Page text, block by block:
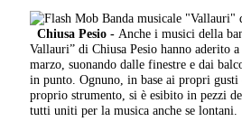
Chiusa Pesio - Anche i musici della
Vallauri” di Chiusa Pesio hanno aderito
marzo, suonando dalle finestre e dai
in punto. Ognuno, in base ai propri gusti
proprio strumento, si è esibito in pezzi
tutti uniti per la musica anche se lontani.